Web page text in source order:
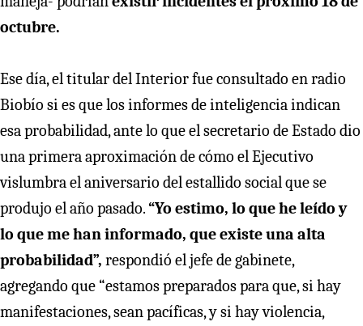
octubre.
Ese día, el titular del Interior fue consultado en radio
Biobío si es que los informes de inteligencia indican
esa probabilidad, ante lo que el secretario de Estado dio
una primera aproximación de cómo el Ejecutivo
vislumbra el aniversario del estallido social que se
produjo el año pasado.“Yo estimo, lo que he leído y
lo que me han informado, que existe una alta
probabilidad”, respondió el jefe de gabinete,
agregando que “estamos preparados para que, si hay
manifestaciones, sean pacíficas, y si hay violencia,